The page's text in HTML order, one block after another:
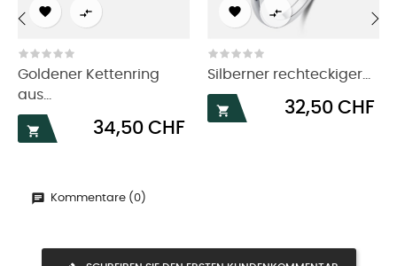
 
Goldener Kettenring
aus...

Preis
34,50 CHF
 
Silberner rechteckiger...

Preis
32,50 CHF
‹
Kommentare (0)